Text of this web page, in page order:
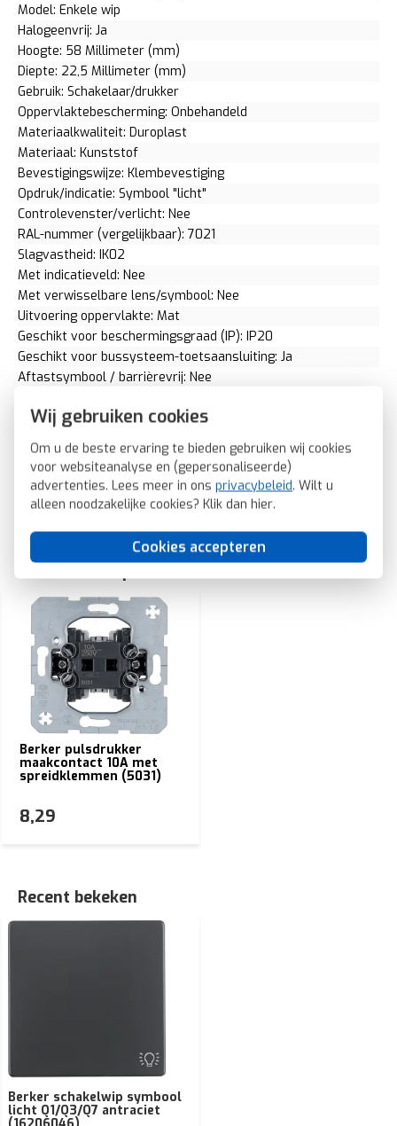
Wij gebruiken cookies
Om u de beste ervaring te bieden gebruiken wij cookies
voor websiteanalyse en (gepersonaliseerde)
advertenties. Lees meer in ons privacybeleid. Wilt u
alleen noodzakelijke cookies? Klik dan hier.
Cookies accepteren
Model: Enkele wip
Halogeenvrij: Ja
Hoogte: 58 Millimeter (mm)
Diepte: 22,5 Millimeter (mm)
Gebruik: Schakelaar/drukker
Oppervlaktebescherming: Onbehandeld
Materiaalkwaliteit: Duroplast
Materiaal: Kunststof
Bevestigingswijze: Klembevestiging
Opdruk/indicatie: Symbool "licht"
Controlevenster/verlicht: Nee
RAL-nummer (vergelijkbaar): 7021
Slagvastheid: IK02
Met indicatieveld: Nee
Met verwisselbare lens/symbool: Nee
Uitvoering oppervlakte: Mat
Geschikt voor beschermingsgraad (IP): IP20
Geschikt voor bussysteem-toetsaansluiting: Ja
Aftastsymbool / barrièrevrij: Nee
Berker schakelwip symbool licht Q1/Q3/Q7 antraciet
(16206046)
SKU: Berker 16206046
EAN: 4011334379751
Berker pulsdrukker
maakcontact 10A met
spreidklemmen (5031)
8,29
Recent bekeken
Berker schakelwip symbool
licht Q1/Q3/Q7 antraciet